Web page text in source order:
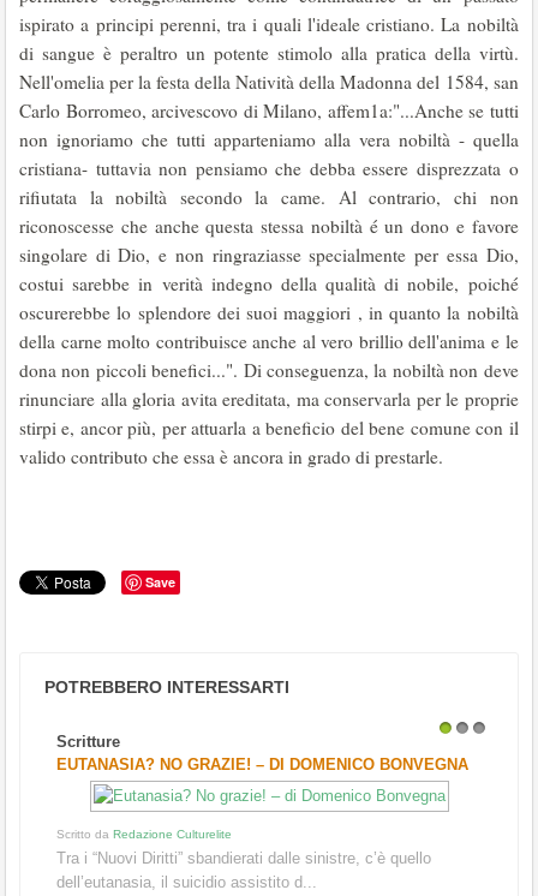
ispirato a principi perenni, tra i quali l'ideale cristiano. La nobiltà
di sangue è peraltro un potente stimolo alla pratica della virtù.
Nell'omelia per la festa della Natività della Madonna del 1584, san
Carlo Borromeo, arcivescovo di Milano, affem1a:"...Anche se tutti
non ignoriamo che tutti apparteniamo alla vera nobiltà - quella
cristiana- tuttavia non pensiamo che debba essere disprezzata o
rifiutata la nobiltà secondo la came. Al contrario, chi non
riconoscesse che anche questa stessa nobiltà é un dono e favore
singolare di Dio, e non ringraziasse specialmente per essa Dio,
costui sarebbe in verità indegno della qualità di nobile, poiché
oscurerebbe lo splendore dei suoi maggiori , in quanto la nobiltà
della carne molto contribuisce anche al vero brillio dell'anima e le
dona non piccoli beneﬁci...". Di conseguenza, la nobiltà non deve
rinunciare alla gloria avita ereditata, ma conservarla per le proprie
stirpi e, ancor più, per attuarla a beneﬁcio del bene comune con il
valido contributo che essa è ancora in grado di prestarle.
Save
POTREBBERO INTERESSARTI
Scritture
EUTANASIA? NO GRAZIE! – DI DOMENICO BONVEGNA
Scritto da Redazione Culturelite
Tra i “Nuovi Diritti” sbandierati dalle sinistre, c’è quello
dell’eutanasia, il suicidio assistito d...